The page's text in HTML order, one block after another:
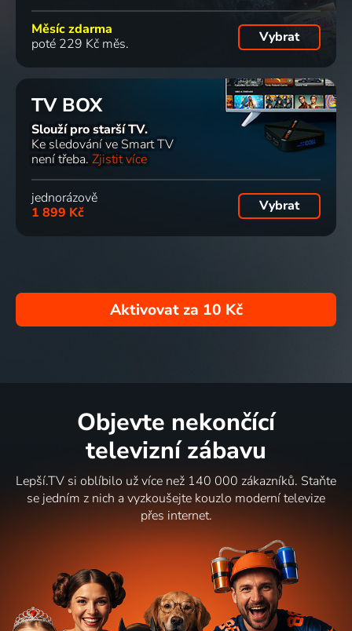
Měsíc zdarma
poté 229 Kč měs.
Vybrat
TV BOX
Slouží pro starší TV.
Ke sledování ve Smart TV
není třeba. Zjistit více
jednorázově
1 899 Kč
Vybrat
Aktivovat za 10 Kč
Objevte nekončící
televizní zábavu
Lepší.TV si oblíbilo už více než 140 000 zákazníků. Staňte
se jedním z nich a vyzkoušejte kouzlo moderní televize
přes internet.